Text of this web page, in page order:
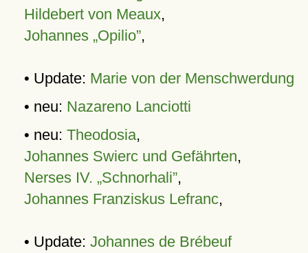
Hildebert von Meaux,
Johannes „Opilio”,
• Update: Marie von der Menschwerdung
• neu: Nazareno Lanciotti
• neu: Theodosia,
Johannes Swierc und Gefährten,
Nerses IV. „Schnorhali”,
Johannes Franziskus Lefranc,
• Update: Johannes de Brébeuf